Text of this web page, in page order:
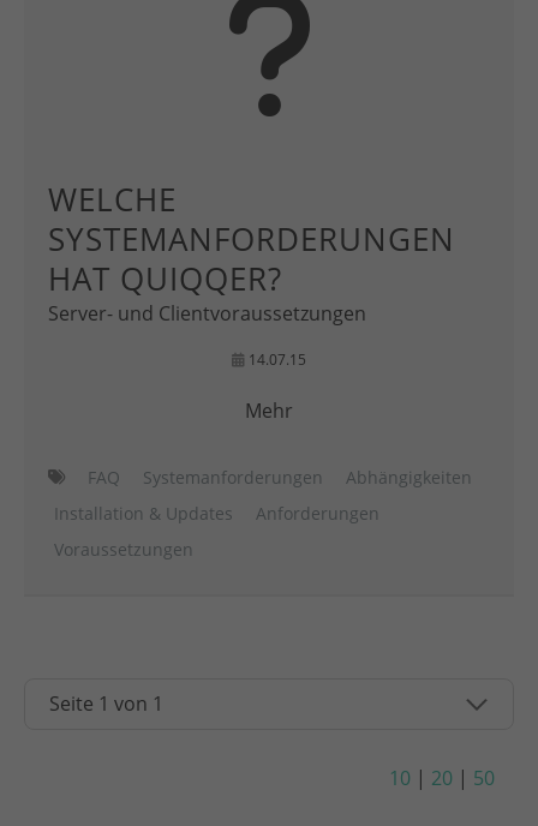
WELCHE
SYSTEMANFORDERUNGEN
HAT QUIQQER?
Server- und Clientvoraussetzungen
14.07.15
Mehr
FAQ Systemanforderungen
Abhängigkeiten
Installation & Updates
Anforderungen
Voraussetzungen
10 | 20 | 50